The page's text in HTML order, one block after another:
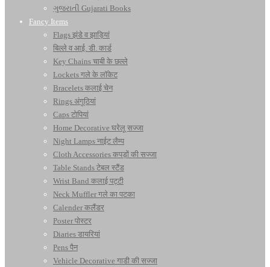
ગુજરાતી Gujarati Books
Fancy Items
Flags झंडे व झाड़ियां
बिल्ले व आई. डी. कार्ड
Key Chains चाबी के छल्ले
Lockets गले के लॉकेट
Bracelets कलाई चेन
Rings अंगूठियां
Caps टोपियां
Home Decorative घरेलू सज्जा
Night Lamps नाईट लैम्प
Cloth Accessories कपड़ों की सज्जा
Table Stands टेबल स्टैंड
Wrist Band कलाई पट्टी
Neck Muffler गले का पटका
Calender कलैंडर
Poster पोस्टर
Diaries डायरियां
Pens पैन
Vehicle Decorative गाडी की सज्जा